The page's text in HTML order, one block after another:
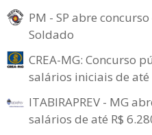
PM - SP abre
Soldado
CREA-MG: Concurso
salários iniciais de até
ITABIRAPREV - MG
salários de até R$